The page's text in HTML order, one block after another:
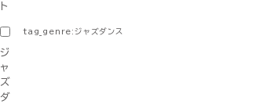
ト
tag_genre:ジャズダンス
ジ
ャ
ズ
ダ